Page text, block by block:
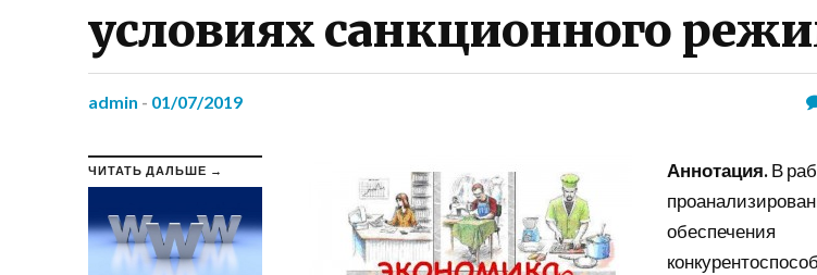
условиях санкционного
admin - 01/07/2019
ЧИТАТЬ ДАЛЬШЕ → Аннотация.В
обеспечения